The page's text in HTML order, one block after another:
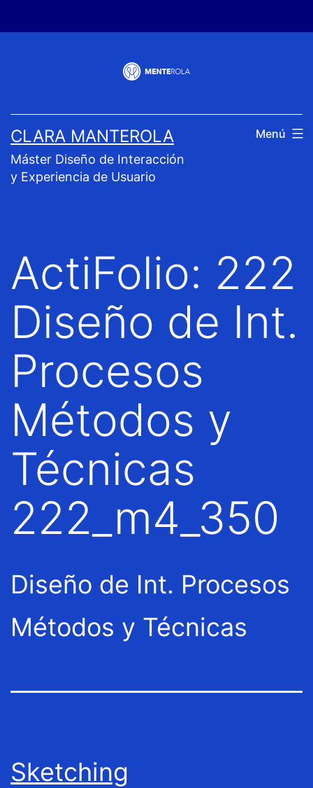
CLARA MANTEROLA
Máster Diseño de Interacción
y Experiencia de Usuario
Menú
ActiFolio: 222
Diseño de Int.
Procesos
Métodos y
Técnicas
222_m4_350
Diseño de Int. Procesos
Métodos y Técnicas
Sketching